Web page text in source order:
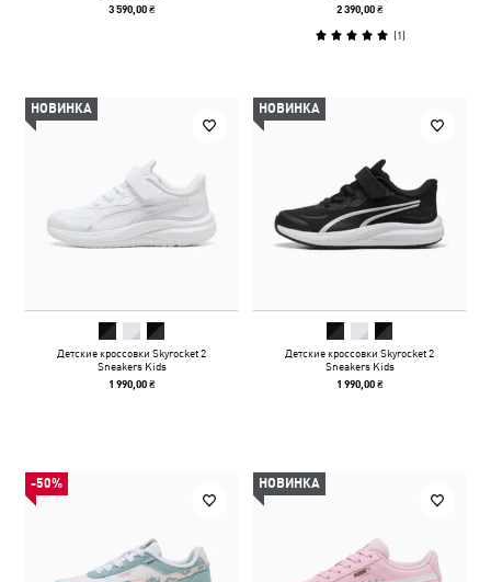
3 590,00 ₴ 2 390,00 ₴
(1)
НОВИНКА
Детские кроссовки Skyrocket 2
Sneakers Kids
1 990,00 ₴
НОВИНКА
Детские кроссовки Skyrocket 2
Sneakers Kids
1 990,00 ₴
-50% НОВИНКА